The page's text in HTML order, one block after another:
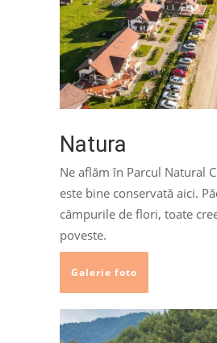
Natura
Ne aflăm în Parcul Natural
este bine conservată aici.
câmpurile de flori, toate
poveste.
Galerie foto